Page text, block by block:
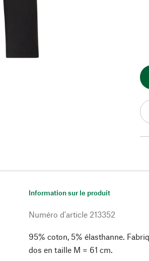
Information sur le produit
Numéro d'article 213352
95% coton, 5% élasthanne.
dos en taille M = 61 cm.